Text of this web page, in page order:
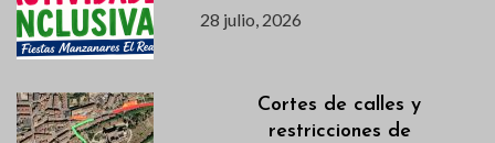
28 julio, 2026
Cortes de calles y
restricciones de